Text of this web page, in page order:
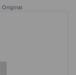
Original